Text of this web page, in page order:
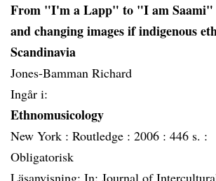
From "I'm a Lapp" to "I am Saami"
and changing images if indigenous
Scandinavia
Jones-Bamman Richard
Ingår i:
Ethnomusicology
New York : Routledge : 2006 : 446 s. :
Obligatorisk
Läsanvisning: In: Journal of